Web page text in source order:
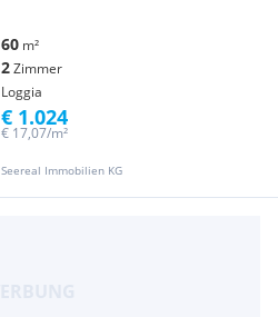
60 m²
2Zimmer
Loggia
Seereal Immobilien KG
€ 17,07/m²
€ 1.024